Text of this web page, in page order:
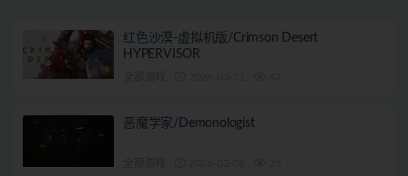
红色沙漠-虚拟机版/Crimson Desert
HYPERVISOR
恶魔学家/Demonologist